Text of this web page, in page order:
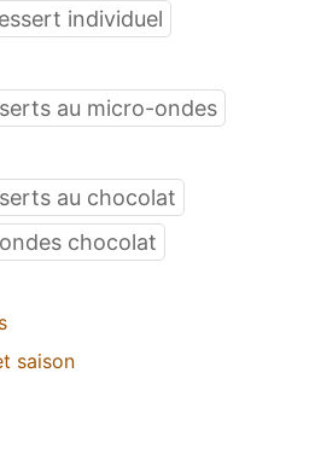
individuel
au micro-ondes
au chocolat
chocolat
saison